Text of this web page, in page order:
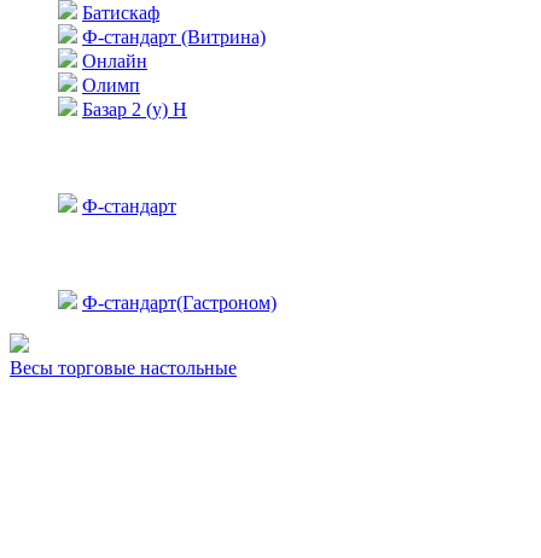
Батискаф
Ф-стандарт (Витрина)
Онлайн
Олимп
Базар 2 (у) Н
Ф-стандарт
Ф-стандарт(Гастроном)
Весы торговые настольные